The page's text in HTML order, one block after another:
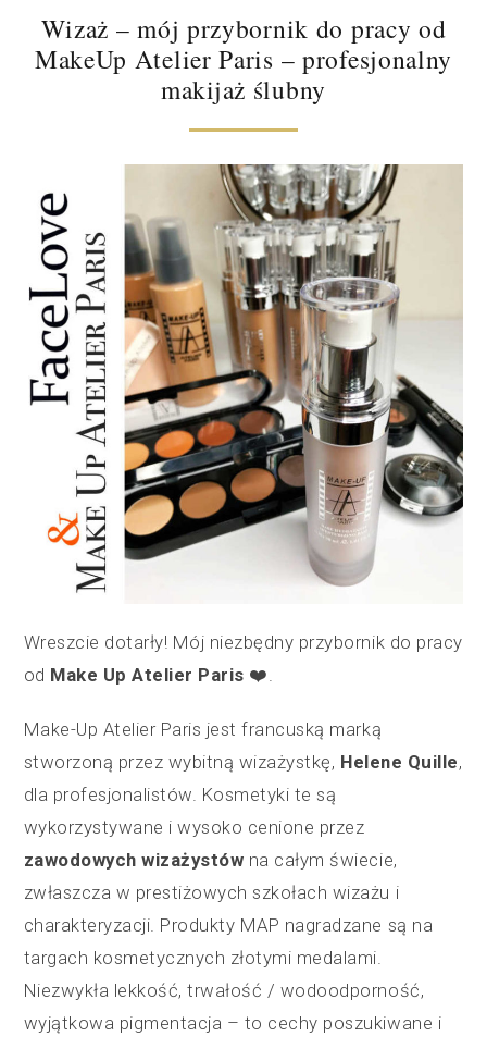
Wizaż – mój przybornik do pracy od
MakeUp Atelier Paris – profesjonalny
makijaż ślubny
Wreszcie dotarły! Mój niezbędny przybornik do pracy
od Make Up Atelier Paris ❤️.
Make-Up Atelier Paris jest francuską marką
stworzoną przez wybitną wizażystkę, Helene Quille,
dla profesjonalistów. Kosmetyki te są
wykorzystywane i wysoko cenione przez
zawodowych wizażystów na całym świecie,
zwłaszcza w prestiżowych szkołach wizażu i
charakteryzacji. Produkty MAP nagradzane są na
targach kosmetycznych złotymi medalami.
Niezwykła lekkość, trwałość / wodoodporność,
wyjątkowa pigmentacja – to cechy poszukiwane i